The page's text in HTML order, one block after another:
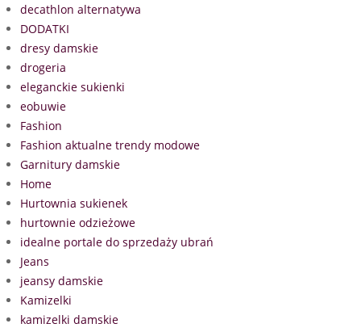
decathlon alternatywa
DODATKI
dresy damskie
drogeria
eleganckie sukienki
eobuwie
Fashion
Fashion aktualne trendy modowe
Garnitury damskie
Home
Hurtownia sukienek
hurtownie odzieżowe
idealne portale do sprzedaży ubrań
Jeans
jeansy damskie
Kamizelki
kamizelki damskie